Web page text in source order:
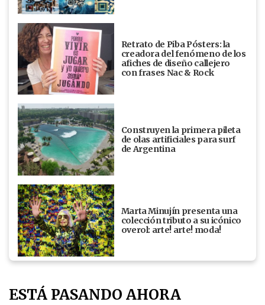
Retrato de Piba Pósters: la
creadora del fenómeno de los
afiches de diseño callejero
con frases Nac & Rock
Construyen la primera pileta
de olas artificiales para surf
de Argentina
Marta Minujín presenta una
colección tributo a su icónico
overol: arte! arte! moda!
ESTÁ PASANDO AHORA